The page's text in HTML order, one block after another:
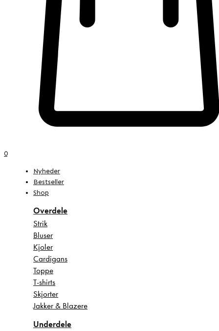
0
Nyheder
Bestseller
Shop
Overdele
Strik
Bluser
Kjoler
Cardigans
Toppe
T-shirts
Skjorter
Jakker & Blazere
Underdele